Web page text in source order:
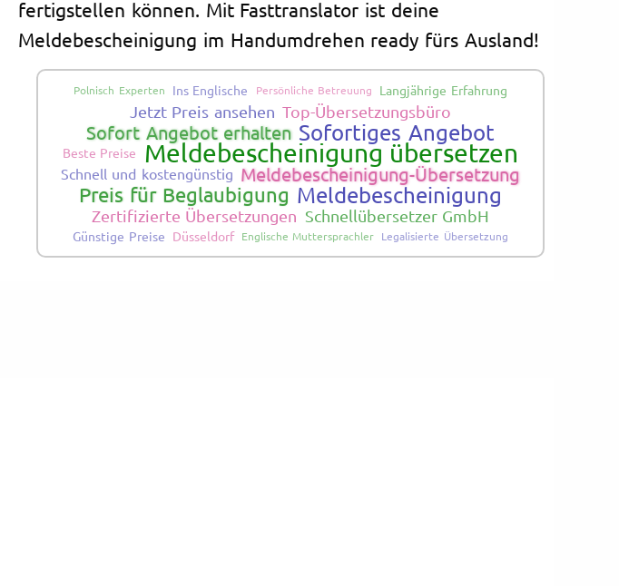
fertigstellen können. Mit Fasttranslator ist deine
Meldebescheinigung im Handumdrehen ready fürs Ausland!
Polnisch Experten Ins Englische Persönliche Betreuung Langjährige Erfahrung
Jetzt Preis ansehen Top-Übersetzungsbüro
Sofort Angebot erhalten Sofortiges Angebot
Beste Preise Meldebescheinigung übersetzen
Schnell und kostengünstig Meldebescheinigung-Übersetzung
Preis für Beglaubigung Meldebescheinigung
Zertifizierte Übersetzungen Schnellübersetzer GmbH
Günstige Preise Düsseldorf Englische Muttersprachler Legalisierte Übersetzung